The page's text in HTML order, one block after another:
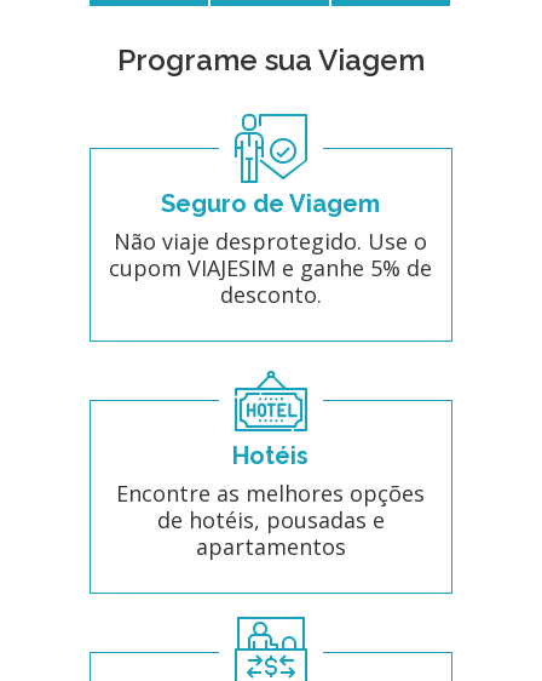
Programe sua Viagem
Seguro de Viagem
Não viaje desprotegido. Use o
cupom VIAJESIM e ganhe 5% de
desconto.
Hotéis
Encontre as melhores opções
de hotéis, pousadas e
apartamentos